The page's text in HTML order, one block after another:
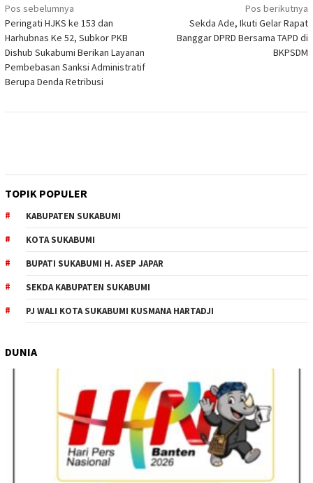
Navigasi
pos
Pos sebelumnya
Peringati HJKS ke 153 dan
Harhubnas Ke 52, Subkor PKB
Dishub Sukabumi Berikan Layanan
Pembebasan Sanksi Administratif
Berupa Denda Retribusi
Pos berikutnya
Sekda Ade, Ikuti Gelar Rapat
Banggar DPRD Bersama TAPD di
BKPSDM
TOPIK POPULER
KABUPATEN SUKABUMI
KOTA SUKABUMI
BUPATI SUKABUMI H. ASEP JAPAR
SEKDA KABUPATEN SUKABUMI
PJ WALI KOTA SUKABUMI KUSMANA HARTADJI
DUNIA